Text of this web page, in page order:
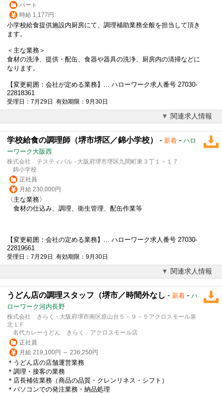
パート
時給 1,177円
小学校給食提供施設内厨房にて、調理補助業務全般を担当して頂き
ます。
＜主な業務＞
食材の洗浄、提供・配缶、食器や器具の洗浄、厨房内の清掃などに
なります。
【変更範囲：会社が定める業務】... ハローワーク求人番号 27030-
22818361
受理日：7月29日 有効期限：9月30日
関連求人情報
学校給食の調理師（堺市堺区／錦小学校） - 新着 - ハロ
ーワーク大阪西
株式会社 テスティパル - 大阪府堺市堺区九間町東３丁１－１７
錦小学校
正社員
月給 230,000円
〈主な業務〉
食材の仕込み、調理、衛生管理、配缶作業等
【変更範囲：会社の定める業務】... ハローワーク求人番号 27030-
22819661
受理日：7月29日 有効期限：9月30日
関連求人情報
うどん店の調理スタッフ（堺市／時間外なし - 新着 - ハ
ローワーク河内長野
株式会社 きらく - 大阪府堺市南区原山台５－９－５アクロスモール泉
北１Ｆ
名代カレーうどん きらく アクロスモール店
正社員
月給 219,100円 ～ 236,250円
＊うどん店の店舗運営業務
＊調理・接客の業務
＊店長補佐業務（商品の品質・クレンリネス・シフト）
＊パソコンでの発注業務・納品処理